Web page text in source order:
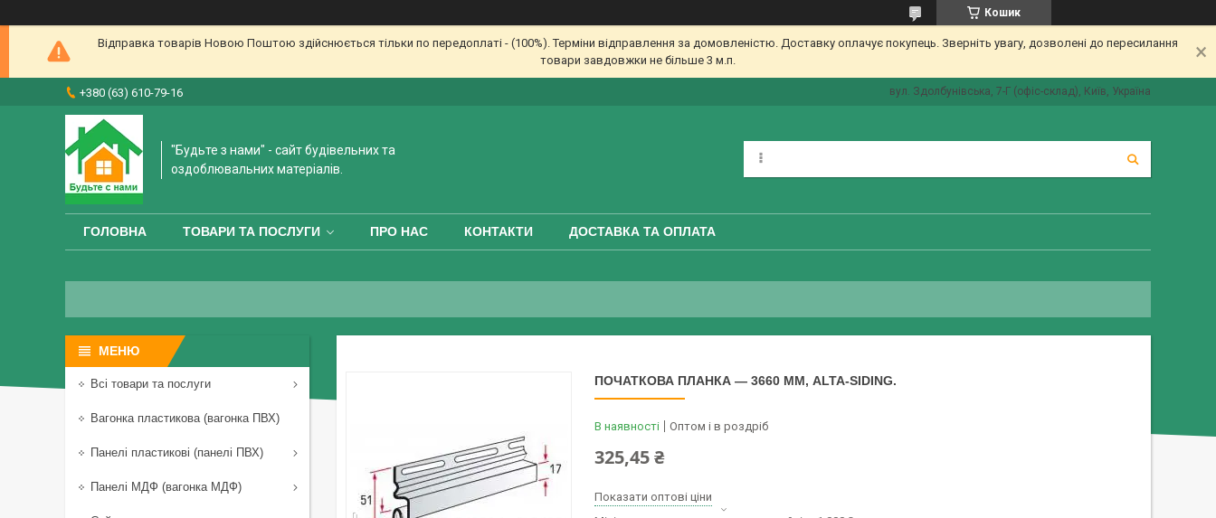
Кошик
Відправка товарів Новою Поштою здійснюється тільки по передоплаті - (100%). Терміни відправлення за домовленістю. Доставку оплачує покупець. Зверніть увагу, дозволені до пересилання
товари завдовжки не більше 3 м.п.
+380 (63) 610-79-16 вул. Здолбунівська, 7-Г (офіс-склад), Київ, Україна
"Будьте з нами" - сайт будівельних та
оздоблювальних матеріалів.
ГОЛОВНА ТОВАРИ ТА ПОСЛУГИ ПРО НАС КОНТАКТИ ДОСТАВКА ТА ОПЛАТА
ПОЧАТКОВА ПЛАНКА — 3660 ММ, ALTA-SIDING.
В наявності Оптом і в роздріб
325,45 ₴
Показати оптові ціни
Всі товари та послуги
Вагонка пластикова (вагонка ПВХ)
Панелі пластикові (панелі ПВХ)
Панелі МДФ (вагонка МДФ)